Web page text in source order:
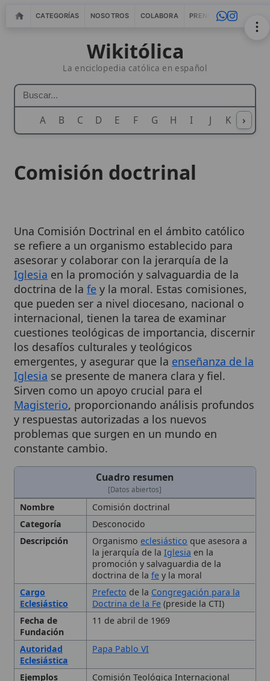
CATEGORÍAS NOSOTROS COLABORA PRENSA WEBMASTERS
Wikitólica
La enciclopedia católica en español
A B C D E F G H I J K L M
›
asesorar y colaborar con la jerarquía de la
Iglesiaen la promoción y salvaguardia de la
doctrina de lafey la moral. Estas comisiones,
que pueden ser a nivel diocesano, nacional o
internacional, tienen la tarea de examinar
cuestiones teológicas de importancia, discernir
los desafíos culturales y teológicos
emergentes, y asegurar que laenseñanza de la
Iglesia
se presente de manera clara y fiel.
Sirven como un apoyo crucial para el
Magisterio, proporcionando análisis profundos
y respuestas autorizadas a los nuevos
problemas que surgen en un mundo en
constante cambio.
Cuadro resumen
[Datos abiertos]
Desconocido
Organismoeclesiástico
la jerarquía de laIglesiaen la
promoción y salvaguardia de la
doctrina de lafey la moral
Cargo
Eclesiástico
Prefectode la Congregación para la
Doctrina de la Fe(preside la CTI)
11 de abril de 1969
Autoridad
Eclesiástica
Papa Pablo VI
Ejemplos
Comisión Teológica Internacional
(CTI)
Lugar
Vaticano
Observacione
s
La CTI está compuesta por un máximo
de treinta teólogos nombrados por el
SumoPontíficepor un período de